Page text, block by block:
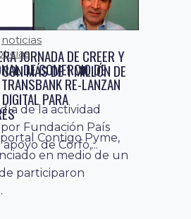
DE COMERCIO DE
RE-LANZAN
PARA
Contigo Pyme,
en medio de un
participaron
noticias
JORNADA DE CREER Y
MÁS DE 1 MILLÓN DE
de la actividad
Fundación País
de Corfo,...